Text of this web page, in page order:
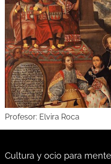
Profesor: Elvira Roca
Cultura y ocio para